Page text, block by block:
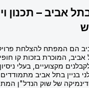
– תכנון
המפתח להצלחת פרויקטי
בזכות קו חופיה
מקצועיים, בעלי ניסיון
בתל אביב מתמודדים עם
של שוק הנדל"ן המתפתח